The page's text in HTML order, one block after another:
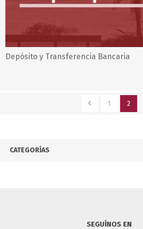
Depósito y Transferencia Bancaria
1 2
CATEGORÍAS
SEGUÍNOS EN